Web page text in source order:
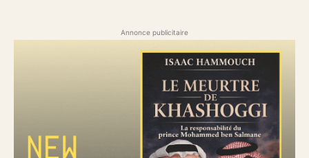
Annonce publicitaire